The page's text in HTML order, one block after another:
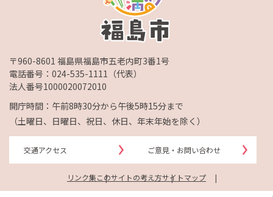
〒960-8601 福島県福島市五老内町3番1号
電話番号： 024-535-1111 （代表）
法人番号1000020072010
開庁時間：午前8時30分から午後5時15分まで
（土曜日、日曜日、祝日、休日、年末年始を除く）
交通アクセス ご意見・お問い合わせ
リンク集このサイトの考え方サイトマップ